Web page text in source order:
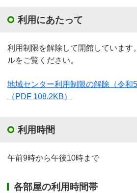
利用にあたって
利用制限を解除して開館しています
ルをご覧ください。
地域センター利用制限の解除（令和
（PDF 108.2KB）
利用時間
午前9時から午後10時まで
各部屋の利用時間帯